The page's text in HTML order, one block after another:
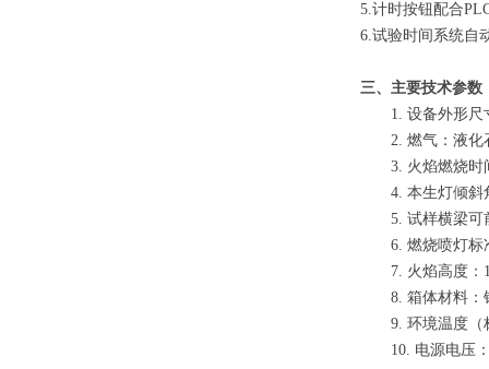
5.计时按钮配合
6.试验时间系统自
三、 主要技术参数
1. 设备外形尺
2. 燃气：液化
3. 火焰燃烧时
4. 本生灯倾斜
5. 试样横梁可
6. 燃烧喷灯标
7. 火焰高度：
8. 箱体材料：
9. 环境温度（
10. 电源电压